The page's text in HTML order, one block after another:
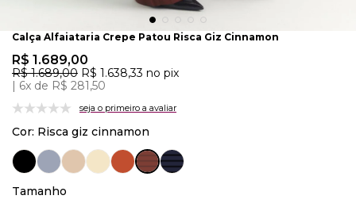
Calça Alfaiataria Crepe Patou Risca Giz Cinnamon
seja o primeiro a avaliar
R$ 1.689,00
6x de R$ 281,50
R$ 1.689,00 R$ 1.638,33 no pix
Cor: Risca giz cinnamon
Tamanho